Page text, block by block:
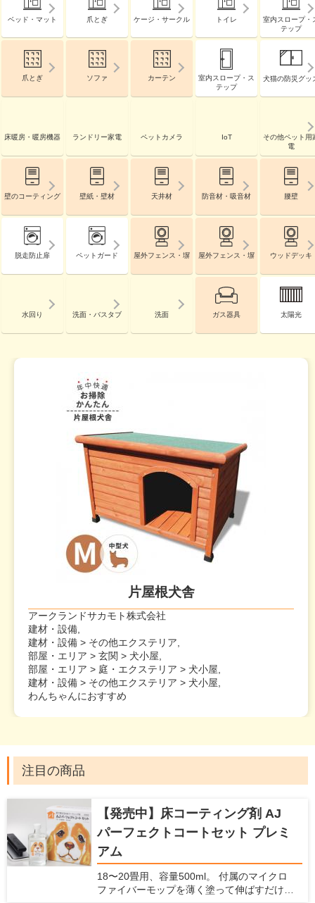
ベッド・マット 爪とぎ ケージ・サークル トイレ
室内スロープ・
テップ
爪とぎ ソファ カーテン
室内スロープ・ス
テップ
犬猫の防災グッ
床暖房・暖房機器 ランドリー家電 ペットカメラ IoT
その他ペット用
電
壁のコーティング 壁紙・壁材 天井材 防音材・吸音材 腰壁
脱走防止扉 ペットガード 屋外フェンス・塀 屋外フェンス・塀 ウッドデッキ
水回り 洗面・バスタブ 洗面 ガス器具 太陽光
片屋根犬舎
アークランドサカモト株式会社
建材・設備,
建材・設備 > その他エクステリア,
部屋・エリア > 玄関 > 犬小屋,
部屋・エリア > 庭・エクステリア > 犬小屋,
建材・設備 > その他エクステリア > 犬小屋,
わんちゃんにおすすめ
注目の商品
【発売中】床コーティング剤 AJ
パーフェクトコートセット プレミ
アム
18〜20畳用、容量500ml。 付属のマイクロ
ファイバーモップを薄く塗って伸ばすだけで